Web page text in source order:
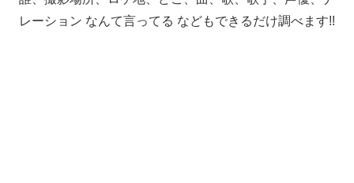
レーション なんて言ってる などもできるだけ調べます!!